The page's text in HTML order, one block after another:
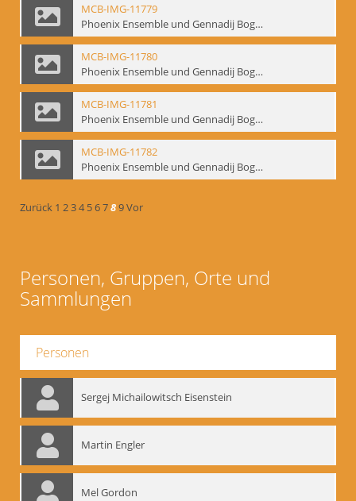
MCB-IMG-11779
Phoenix Ensemble und Gennadij Bogdanow; BM-img-105-5
MCB-IMG-11780
Phoenix Ensemble und Gennadij Bogdanow; BM-img-105-6
MCB-IMG-11781
Phoenix Ensemble und Gennadij Bogdanow; BM-img-105-7
MCB-IMG-11782
Phoenix Ensemble und Gennadij Bogdanow; BM-img-105-8
Zurück 1 234 56789Vor
Personen, Gruppen, Orte und
Sammlungen
Personen
Sergej Michailowitsch Eisenstein
Martin Engler
Mel Gordon